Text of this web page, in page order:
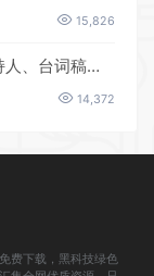
15,826
、开场、开场白素材
14,372
费下载，黑科技绿色